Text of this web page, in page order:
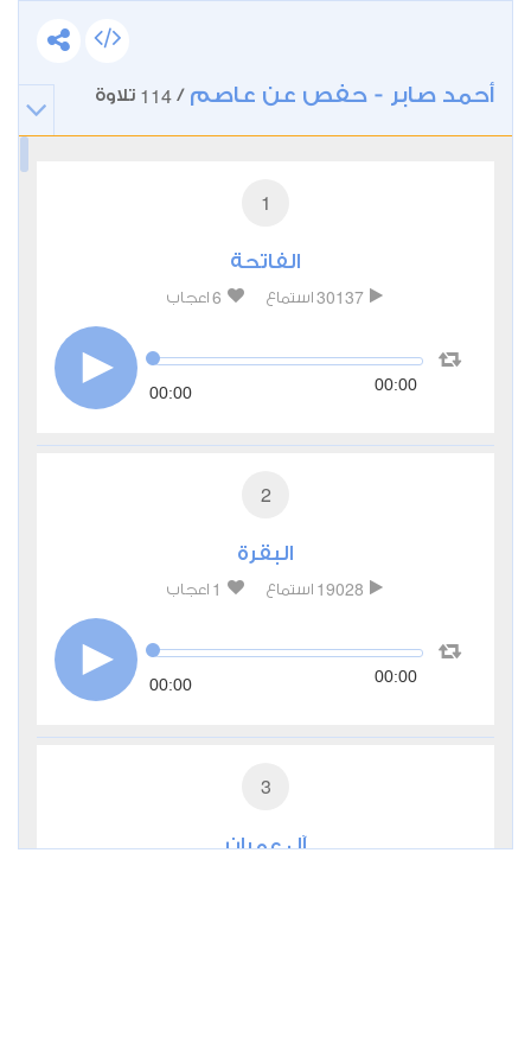
أحمد صابر - حفص عن عاصم /
114 تلاوة
1
الفاتحة
30137 استماع 6 اعجاب
00:00 00:00
2
البقرة
19028 استماع 1 اعجاب
00:00 00:00
3
آل عمران